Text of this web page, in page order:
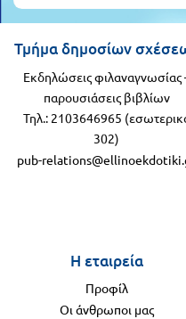
Θεματικά
Βιβλία
Εκπαιδευτικών
Δραστηριοτήτων
ενηλίκων –
Διά Βίου
Μάθηση
Τάξη
Β΄
Τάξη
Γ΄
Τάξη
Η εταιρεία
Προφίλ
Οι άνθρωποι μας
Τμήμα δημοσίων
Εκδηλώσεις φιλαναγνωσίας
παρουσιάσεις βιβλίων
Τηλ.: 2103646965
302)
pub-